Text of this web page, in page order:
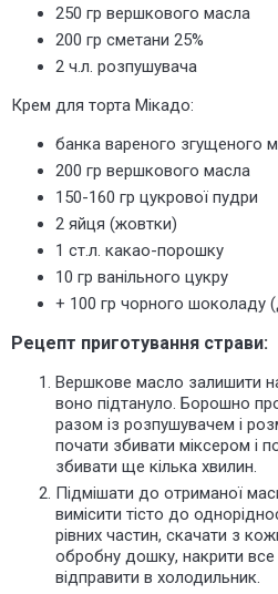
250 гр вершкового масла
200 гр сметани 25%
2 ч.л. розпушувача
Крем для торта Мікадо:
банка вареного згущеного
200 гр вершкового масла
150-160 гр цукрової пудри
2 яйця (жовтки)
1 ст.л. какао-порошку
10 гр ванільного цукру
+ 100 гр чорного шоколаду
Рецепт приготування страви:
Вершкове масло залишити
воно підтануло. Борошно
разом із розпушувачем і
почати збивати міксером і
збивати ще кілька хвилин.
Підмішати до отриманої
вимісити тісто до
рівних частин, скачати з
обробну дошку, накрити все
відправити в холодильник.